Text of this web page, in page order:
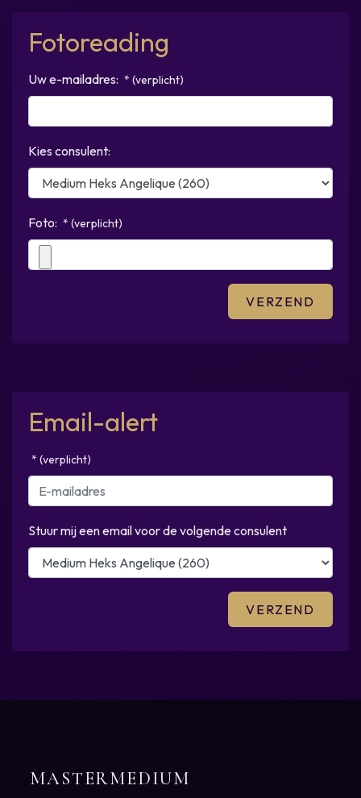
Fotoreading
Uw e-mailadres: * (verplicht)
Kies consulent:
Foto: * (verplicht)
Email-alert
* (verplicht)
Stuur mij een email voor de volgende consulent
MASTERMEDIUM